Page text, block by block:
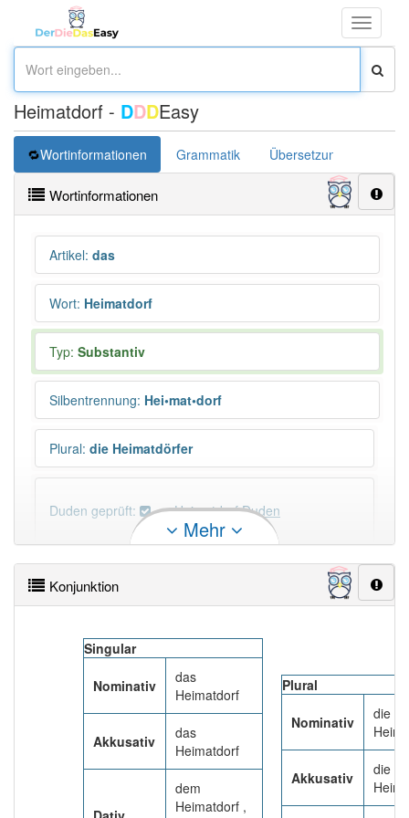
Toggle
Heimatdorf - DDDEasy
Wortinformationen Grammatik Übersetzung
Wortinformationen
Artikel: das
Wort: Heimatdorf
Typ: Substantiv
Silbentrennung: Hei•mat•dorf
Plural: die Heimatdörfer
Duden geprüft: Heimatdorf Duden
PowerIndex:3
Häufigkeit: 4 von 10
-heimatdorf: 1
-heimatdorfaber mit einem
anderen Artikeldas: 0
Mehr
Konjunktion
Singular
Nominativ
das
Heimatdorf
Akkusativ
das
Heimatdorf
dem
Heimatdorf ,
Plural
Nominativ
die
Akkusativ
die